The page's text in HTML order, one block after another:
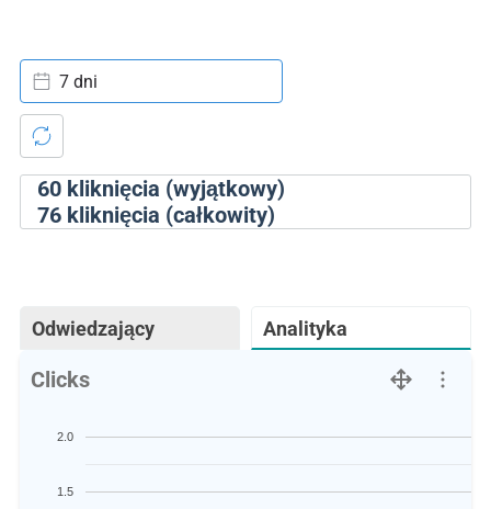
60kliknięcia (wyjątkowy)
76kliknięcia (całkowity)
7 dni
Odwiedzający Analityka
Clicks
1.5
2.0